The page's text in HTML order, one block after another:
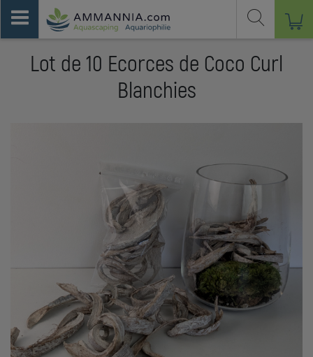
Lot de 10 Ecorces de Coco Curl
Blanchies